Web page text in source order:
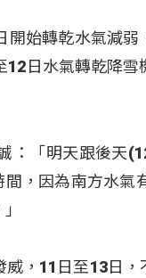
開始轉乾水氣減
12日水氣轉乾降
：「明天跟後天
，因為南方水氣
威，11日至13日